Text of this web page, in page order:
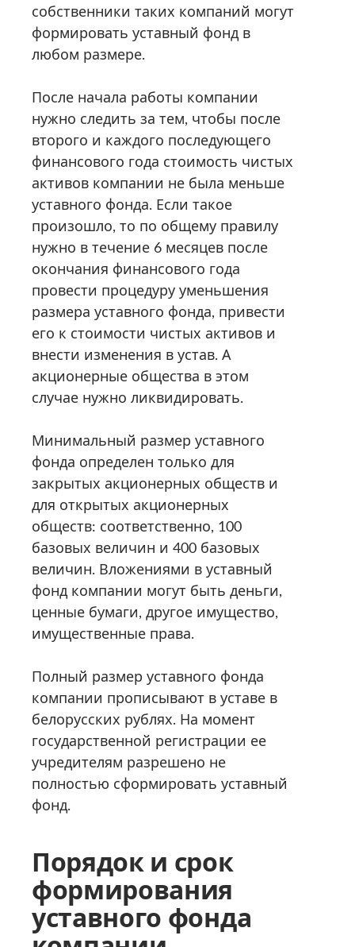
собственники таких компаний могут
формировать уставный фонд в
любом размере.
После начала работы компании
нужно следить за тем, чтобы после
второго и каждого последующего
финансового года стоимость чистых
активов компании не была меньше
уставного фонда. Если такое
произошло, то по общему правилу
нужно в течение 6 месяцев после
окончания финансового года
провести процедуру уменьшения
размера уставного фонда, привести
его к стоимости чистых активов и
внести изменения в устав. А
акционерные общества в этом
случае нужно ликвидировать.
Минимальный размер уставного
фонда определен только для
закрытых акционерных обществ и
для открытых акционерных
обществ: соответственно, 100
базовых величин и 400 базовых
величин. Вложениями в уставный
фонд компании могут быть деньги,
ценные бумаги, другое имущество,
имущественные права.
Полный размер уставного фонда
компании прописывают в уставе в
белорусских рублях. На момент
государственной регистрации ее
учредителям разрешено не
полностью сформировать уставный
фонд.
Порядок и срок
формирования
уставного фонда